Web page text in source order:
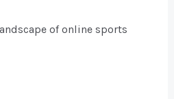
of online sports